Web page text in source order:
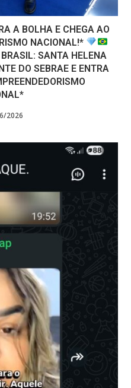
A BOLHA E CHEGA AO
NACIONAL!*
SANTA HELENA
DO SEBRAE E ENTRA
2026